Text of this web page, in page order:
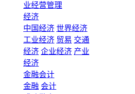
业经营管理
经济
中国经济 世界经济
工业经济 贸易 交通
经济 企业经济 产业
经济
金融会计
金融 会计